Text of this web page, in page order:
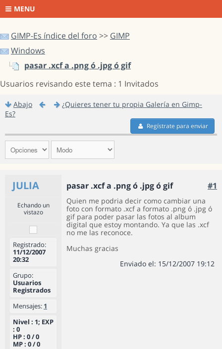
MENU
GIMP-Es índice del foro >> GIMP
Windows
pasar .xcf a .png ó .jpg ó gif
Usuarios revisando este tema : 1 Invitados
Abajo
¿Quieres tener tu propia Galería en Gimp-
Es?
Regístrate para enviar
JULIA pasar .xcf a .png ó .jpg ó gif #1
Echando un
vistazo
Registrado:
11/12/2007
20:32
Grupo:
Usuarios
Registrados
Mensajes: 1
Nivel : 1; EXP
: 0
HP : 0 / 0
MP : 0 / 0
Quien me podria decir como cambiar una
foto con formato .xcf a formato .png ó .jpg ó
gif para poder pasar las fotos al album
digital que estoy montando. Ya que las .xcf
no me las reconoce.
Muchas gracias
Enviado el: 15/12/2007 19:12